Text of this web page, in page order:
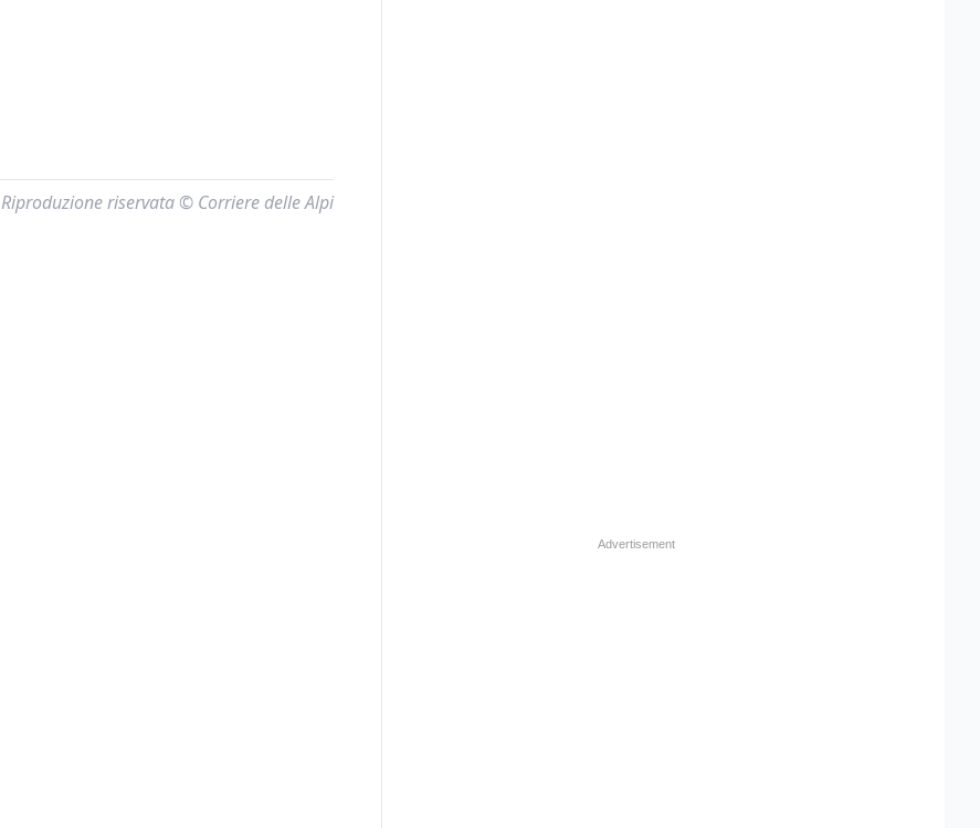
Riproduzione riservata © Corriere delle Alpi